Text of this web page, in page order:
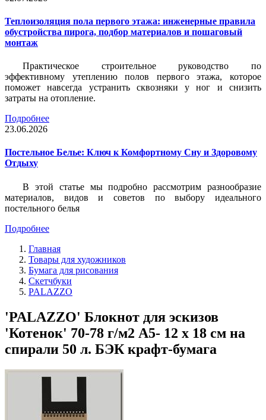
Теплоизоляция пола первого этажа: инженерные правила
обустройства пирога, подбор материалов и пошаговый
монтаж
Практическое строительное руководство по
эффективному утеплению полов первого этажа, которое
поможет навсегда устранить сквозняки у ног и снизить
затраты на отопление.
Подробнее
23.06.2026
Постельное Белье: Ключ к Комфортному Сну и Здоровому
Отдыху
В этой статье мы подробно рассмотрим разнообразие
материалов, видов и советов по выбору идеального
постельного белья
Подробнее
Главная
Товары для художников
Бумага для рисования
Скетчбуки
PALAZZO
'PALAZZO' Блокнот для эскизов
'Котенок' 70-78 г/м2 A5- 12 х 18 см на
спирали 50 л. БЭК крафт-бумага